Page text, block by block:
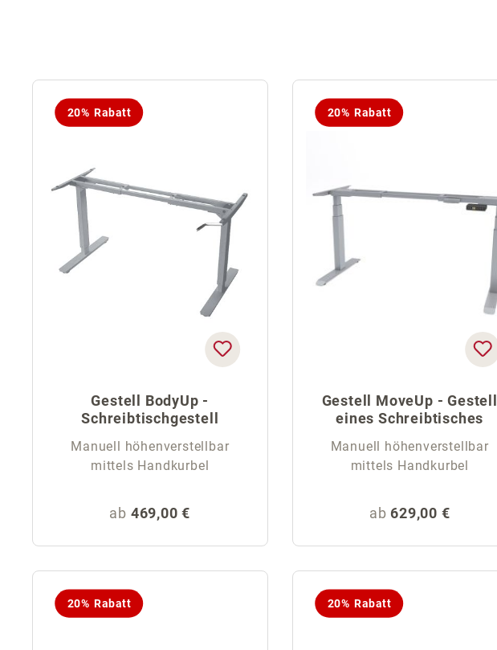
20% Rabatt
Gestell BodyUp -
Schreibtischgestell
Manuell höhenverstellbar
mittels Handkurbel
Regulärer Preis:
ab 469,00 €
20% Rabatt
Gestell MoveUp - Gestell
eines Schreibtisches
Manuell höhenverstellbar
mittels Handkurbel
Regulärer Preis:
ab 629,00 €
20% Rabatt 20% Rabatt